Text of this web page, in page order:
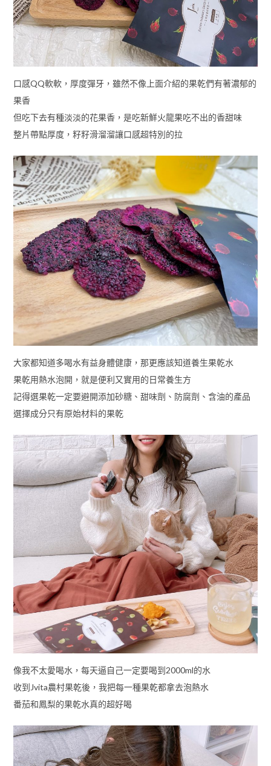
口感QQ軟軟，厚度彈牙，雖然不像上面介紹的果乾們有著濃郁的
果香
但吃下去有種淡淡的花果香，是吃新鮮火龍果吃不出的香甜味
整片帶點厚度，籽籽滑溜溜讓口感超特別的拉
大家都知道多喝水有益身體健康，那更應該知道養生果乾水
果乾用熱水泡開，就是便利又實用的日常養生方
記得選果乾一定要避開添加砂糖、甜味劑、防腐劑、含油的產品
選擇成分只有原始材料的果乾
像我不太愛喝水，每天逼自己一定要喝到2000ml的水
收到Jvita農村果乾後，我把每一種果乾都拿去泡熱水
番茄和鳳梨的果乾水真的超好喝